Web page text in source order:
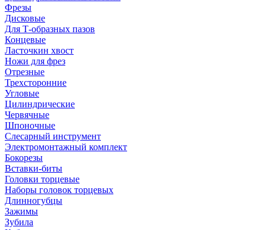
Фрезы
Дисковые
Для Т-образных пазов
Концевые
Ласточкин хвост
Ножи для фрез
Отрезные
Трехсторонние
Угловые
Цилиндрические
Червячные
Шпоночные
Слесарный инструмент
Электромонтажный комплект
Бокорезы
Вставки-биты
Головки торцевые
Наборы головок торцевых
Длинногубцы
Зажимы
Зубила